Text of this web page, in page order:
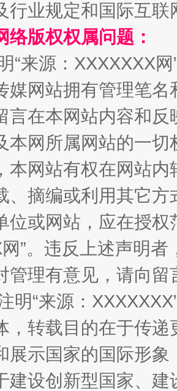
赛在茂县开幕
园优化重塑工作
游的“隐身衣” 如何以
行业规定和国际互
络版权权属问题：
“来源：XXXXXXX
媒网站拥有管理笔
言在本网站内容和
本网所属网站的一
本网站有权在网站
、摘编或利用其它
位或网站，应在授
”。违反上述声明
管理有意见，请向
明“来源：
，转载目的在于传
展示国家的国际形
建设创新型国家、